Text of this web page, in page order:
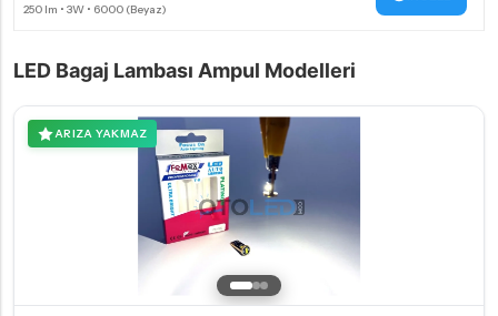
LED Bagaj Lambası Ampul Modelleri
ARIZA YAKMAZ